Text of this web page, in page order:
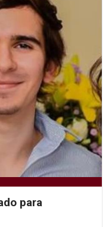
para